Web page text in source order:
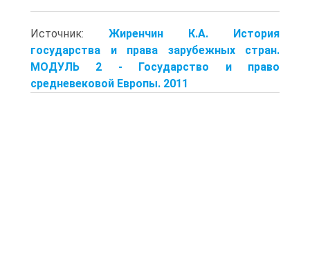
Источник: Жиренчин К.А. История
государства и права зарубежных стран.
МОДУЛЬ 2 - Государство и право
средневековой Европы. 2011